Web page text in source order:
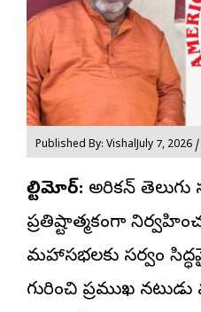
Published By: VishalJuly 7, 2026
బాల్టిమోర్: అమెరికన్
ప్రతిష్టాత్మకంగా
మహాసభలకు సర్వం
గురించి ప్రముఖ